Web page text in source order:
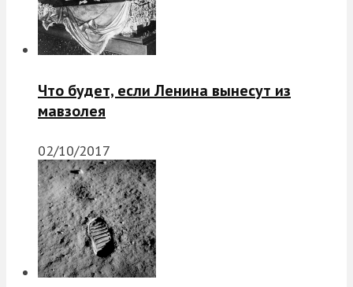
Что будет, если Ленина вынесут из
мавзолея
02/10/2017